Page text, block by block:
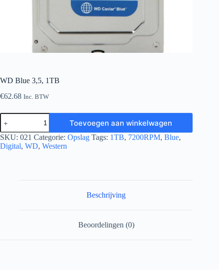
WD Blue 3,5, 1TB
€62.68 Inc. BTW
WD
Blue
3,5,
1TB
aantal
Toevoegen aan winkelwagen
SKU: 021 Categorie: Opslag Tags: 1TB, 7200RPM, Blue,
Digital, WD, Western
Beschrijving
Beoordelingen (0)